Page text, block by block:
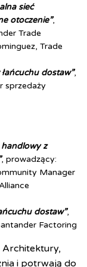
sieć
otoczenie”,
Trade
Trade
dostaw”,
sprzedaży
z
, prowadzący:
Manager
dostaw”,
Factoring
Architektury,
i potrwają do